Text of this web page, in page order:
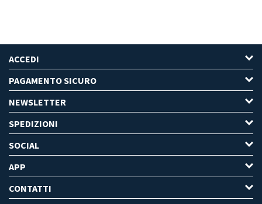
ACCEDI
PAGAMENTO SICURO
NEWSLETTER
SPEDIZIONI
SOCIAL
APP
CONTATTI